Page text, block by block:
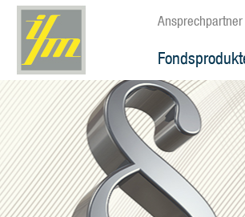
Ansprechpartner